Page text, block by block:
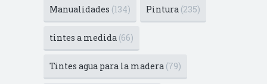
Manualidades (134) Pintura (235)
tintes a medida (66)
Tintes agua para la madera (79)